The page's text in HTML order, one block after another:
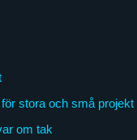
stora och små
om tak